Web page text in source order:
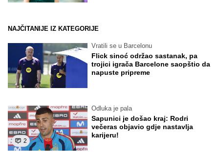
NAJČITANIJE IZ KATEGORIJE
Vratili se u Barcelonu
Flick sinoć održao sastanak, pa
trojici igrača Barcelone saopštio da
napuste pripreme
2
Odluka je pala
Sapunici je došao kraj: Rodri
večeras objavio gdje nastavlja
karijeru!